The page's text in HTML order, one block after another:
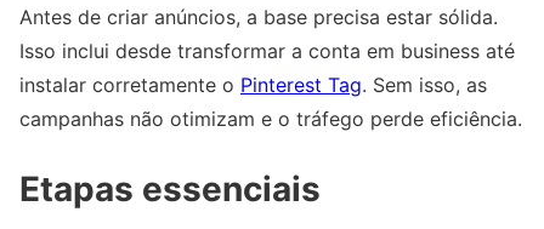
Antes de criar anúncios, a base precisa estar sólida.
Isso inclui desde transformar a conta em business até
instalar corretamente o Pinterest Tag. Sem isso, as
campanhas não otimizam e o tráfego perde eficiência.
Etapas essenciais